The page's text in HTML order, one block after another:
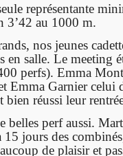
représentante
3’42 au 1000 m.
nos jeunes
en salle. Le meeting
perfs). Emma
Emma Garnier celui
bien réussi leur
belles perf aussi.
15 jours des
de plaisir et